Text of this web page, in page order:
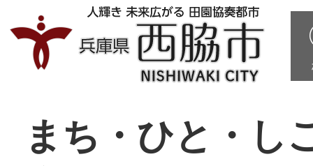
まち・ひと・し